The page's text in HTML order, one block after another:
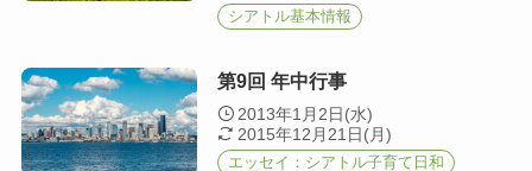
シアトル基本情報
第9回 年中行事
2013年1月2日(水)
2015年12月21日(月)
エッセイ：シアトル子育て日和